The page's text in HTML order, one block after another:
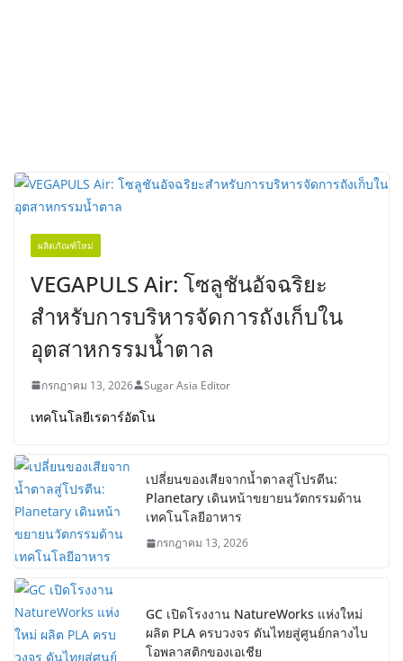
ผลิตภัณฑ์ใหม่
VEGAPULS Air: โซลูชันอัจฉริยะ
สำหรับการบริหารจัดการถังเก็บใน
อุตสาหกรรมน้ำตาล
กรกฎาคม 13, 2026 Sugar Asia Editor
เทคโนโลยีเรดาร์อัตโน
เปลี่ยนของเสียจากน้ำตาลสู่โปรตีน:
Planetary เดินหน้าขยายนวัตกรรมด้าน
เทคโนโลยีอาหาร
กรกฎาคม 13, 2026
GC เปิดโรงงาน NatureWorks แห่งใหม่
ผลิต PLA ครบวงจร ดันไทยสู่ศูนย์กลางไบ
โอพลาสติกของเอเชีย